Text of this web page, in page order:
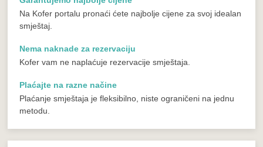
Na Kofer portalu pronaći ćete najbolje cijene za svoj idealan
smještaj.
Nema naknade za rezervaciju
Kofer vam ne naplaćuje rezervacije smještaja.
Plaćajte na razne načine
Plaćanje smještaja je fleksibilno, niste ograničeni na jednu
metodu.